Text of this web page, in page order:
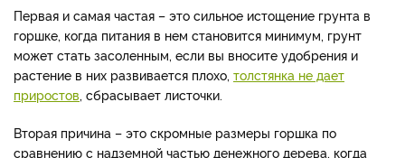
Первая и самая частая – это сильное истощение грунта в
горшке, когда питания в нем становится минимум, грунт
может стать засоленным, если вы вносите удобрения и
растение в них развивается плохо, толстянка не дает
приростов , сбрасывает листочки.
Вторая причина – это скромные размеры горшка по
сравнению с надземной частью денежного дерева, когда